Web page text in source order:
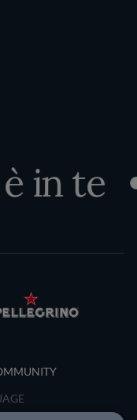
in te